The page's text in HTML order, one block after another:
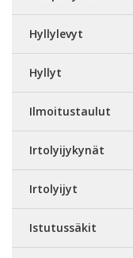
Hyllylevyt
Hyllyt
Ilmoitustaulut
Irtolyijykynät
Irtolyijyt
Istutussäkit